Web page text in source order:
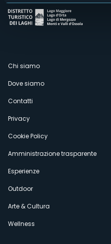
Menù
secondario
Chi siamo
Dove siamo
Contatti
Privacy
Cookie Policy
Amministrazione trasparente
Esperienze
Outdoor
Arte & Cultura
Wellness